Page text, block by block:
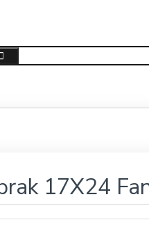
99
17X24